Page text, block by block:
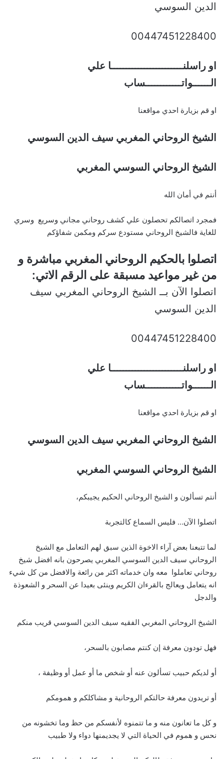
الدين السوسي
00447451228400
او راسلنــــــــــــــــــــــــا علي
الــــــواتــــــــــــساب
او قم بزيارة احدي مواقعنا
الشيخ الروحاني المغربي سيف الدين السوسي
الشيخ الروحاني السوسي المغربي
أنتم في أمان الله
فمجرد اتصالكم تحصلون علي كشف روحاني مجاني وسريع وسري
للغاية فالشيخ الروحاني مستودع سركم ومكمن شفاؤكم
اتصلوا بالحكيم الروحاني المغربي مباشرة و
من غير مواعيد مسبقة على الرقم الاتي:
اتصلوا الآن بــ الشيخ الروحاني المغربي سيف
الدين السوسي
00447451228400
او راسلنــــــــــــــــــــــــا علي
الــــــواتــــــــــــساب
او قم بزيارة احدي مواقعنا
الشيخ الروحاني المغربي سيف الدين السوسي
الشيخ الروحاني السوسي المغربي
أنتم تسألون و الشيخ الروحاني الحكيم يجيبكم،
اتصلوا الآن… فليس السماع كالتجربة
لما تتبعنا بعض آراء الاخوة الذين سبق لهم التعامل مع الشيخ
الروحاني سيف الدين السوسي المغربي يصرحون بانه افضل شيخ
روحاني تعاملوا معه وان خدماته اكثر من رائعة والافضل من كل شيء
انه يتعامل ويعالج بالقرءان الكريم وينئى بعيدا عن السحر و الشعوذة
والدجل
الشيخ الروحاني المغربي الفقيه سيف الدين السوسي قريب منكم
فهل تودون معرفة إن كنتم مصابون بالسحر،
أو لديكم حبيب تسألون عنه أو شخص ما أو عمل أو وظيفة ،
أو تريدون معرفة حالتكم الروحانية و مشاكلكم و همومكم
و كل ما تعانون منه و ما تتمنوه لأنفسكم من حظ وما تخشونه من
نحس و هموم في الحياة التي لا يجديمنها دواء ولا طبيب